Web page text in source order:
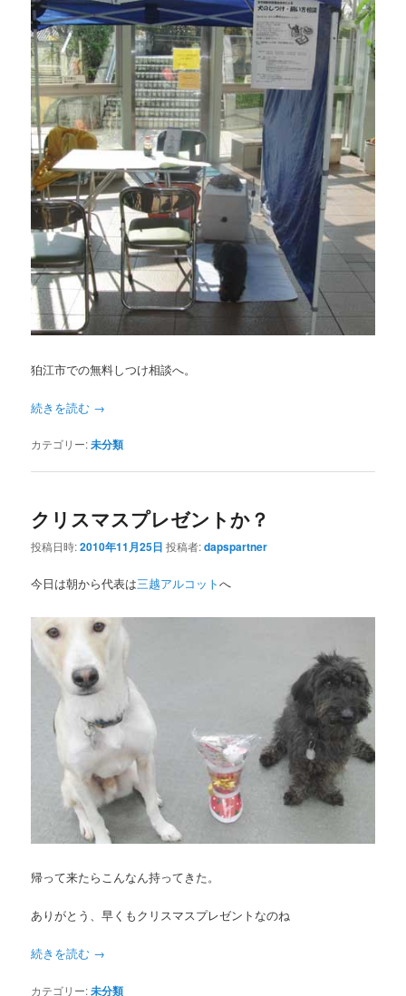
狛江市での無料しつけ相談へ。
続きを読む →
カテゴリー:未分類
クリスマスプレゼントか？
投稿日時:2010年11月25日 投稿者:dapspartner
今日は朝から代表は三越アルコットへ
帰って来たらこんなん持ってきた。
ありがとう、早くもクリスマスプレゼントなのね
続きを読む →
カテゴリー:未分類